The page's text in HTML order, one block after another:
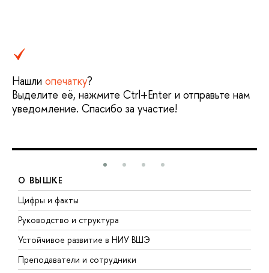
Нашли опечатку?
Выделите её, нажмите Ctrl+Enter и отправьте нам
уведомление. Спасибо за участие!
О ВЫШКЕ
Цифры и факты
Руководство и структура
Устойчивое развитие в НИУ ВШЭ
Преподаватели и сотрудники